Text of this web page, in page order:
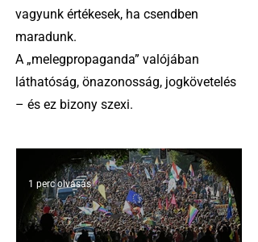
vagyunk értékesek, ha csendben
maradunk.
A „melegpropaganda” valójában
láthatóság, önazonosság, jogkövetelés
– és ez bizony szexi.
1 perc olvasás